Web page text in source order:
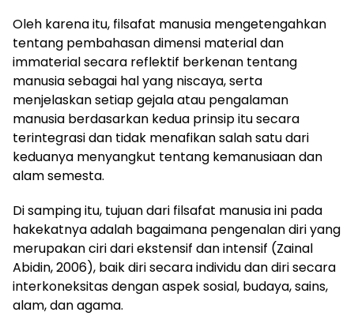
Oleh karena itu, filsafat manusia mengetengahkan
tentang pembahasan dimensi material dan
immaterial secara reflektif berkenan tentang
manusia sebagai hal yang niscaya, serta
menjelaskan setiap gejala atau pengalaman
manusia berdasarkan kedua prinsip itu secara
terintegrasi dan tidak menafikan salah satu dari
keduanya menyangkut tentang kemanusiaan dan
alam semesta.
Di samping itu, tujuan dari filsafat manusia ini pada
hakekatnya adalah bagaimana pengenalan diri yang
merupakan ciri dari ekstensif dan intensif (Zainal
Abidin, 2006), baik diri secara individu dan diri secara
interkoneksitas dengan aspek sosial, budaya, sains,
alam, dan agama.